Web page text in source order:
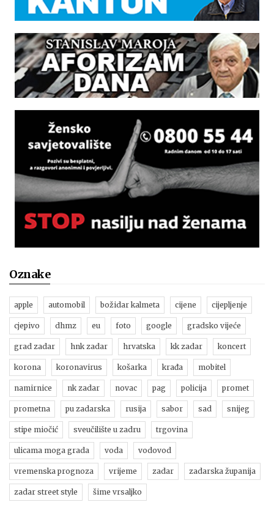
Oznake
apple automobil božidar kalmeta cijene cijepljenje
cjepivo dhmz eu foto google gradsko vijeće
grad zadar hnk zadar hrvatska kk zadar koncert
korona koronavirus košarka krađa mobitel
namirnice nk zadar novac pag policija promet
prometna pu zadarska rusija sabor sad snijeg
stipe miočić sveučilište u zadru trgovina
ulicama moga grada voda vodovod
vremenska prognoza vrijeme zadar zadarska županija
zadar street style šime vrsaljko